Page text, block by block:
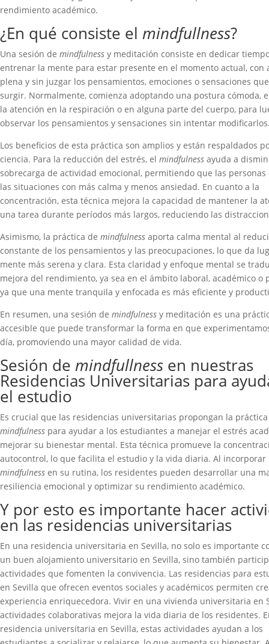
rendimiento académico.
¿En qué consiste el mindfullness?
Una sesión de mindfulness y meditación consiste en dedicar
entrenar la mente para estar presente en el momento actual, con
plena y sin juzgar los pensamientos, emociones o sensaciones
surgir. Normalmente, comienza adoptando una postura cómoda,
la atención en la respiración o en alguna parte del cuerpo, para
observar los pensamientos y sensaciones sin intentar
Los beneficios de esta práctica son amplios y están respaldados
ciencia. Para la reducción del estrés, el mindfulness ayuda a
sobrecarga de actividad emocional, permitiendo que las
las situaciones con más calma y menos ansiedad. En cuanto a la
concentración, esta técnica mejora la capacidad de mantener la
una tarea durante períodos más largos, reduciendo las
Asimismo, la práctica de mindfulness aporta calma mental al
constante de los pensamientos y las preocupaciones, lo que da
mente más serena y clara. Esta claridad y enfoque mental se
mejora del rendimiento, ya sea en el ámbito laboral, académico o
ya que una mente tranquila y enfocada es más eficiente y
En resumen, una sesión de mindfulness y meditación es una
accesible que puede transformar la forma en que
día, promoviendo una mayor calidad de vida.
Sesión de mindfullness en nuestras
Residencias Universitarias para
el estudio
Es crucial que las residencias universitarias propongan la
mindfulness para ayudar a los estudiantes a manejar el estrés
mejorar su bienestar mental. Esta técnica promueve la
autocontrol, lo que facilita el estudio y la vida diaria. Al incorporar
mindfulness en su rutina, los residentes pueden desarrollar una
resiliencia emocional y optimizar su rendimiento académico.
Y por esto es importante hacer
en las residencias universitarias
En una residencia universitaria en Sevilla, no solo es importante
un buen alojamiento universitario en Sevilla, sino también
actividades que fomenten la convivencia. Las residencias para
en Sevilla que ofrecen eventos sociales y académicos permiten
experiencia enriquecedora. Vivir en una vivienda universitaria en
actividades colaborativas mejora la vida diaria de los residentes.
residencia universitaria en Sevilla, estas actividades ayudan a los